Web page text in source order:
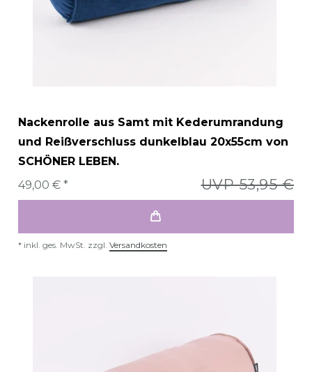
Nackenrolle aus Samt mit Kederumrandung
und Reißverschluss dunkelblau 20x55cm von
SCHÖNER LEBEN.
UVP 53,95 €
49,00 € *
* inkl. ges. MwSt. zzgl. Versandkosten